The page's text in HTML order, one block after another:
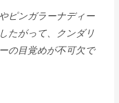
ピンガラーナディー
たがって、クンダリ
の目覚めが不可欠で